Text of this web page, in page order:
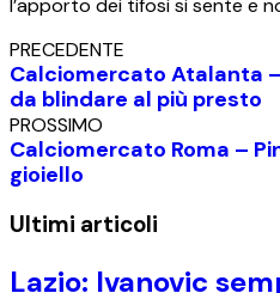
PRECEDENTE
Calciomercato Atalanta
da blindare al più presto
PROSSIMO
Calciomercato Roma –
gioiello
Ultimi articoli
Lazio: Ivanovic